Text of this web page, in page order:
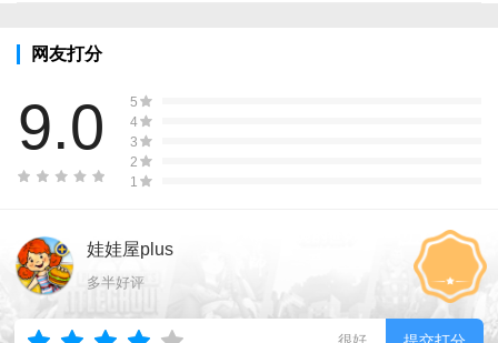
网友打分
9.0
5
4
3
2
1
娃娃屋plus
多半好评